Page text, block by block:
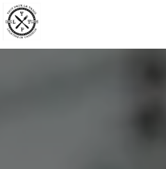
Panneau de gestion des cookies